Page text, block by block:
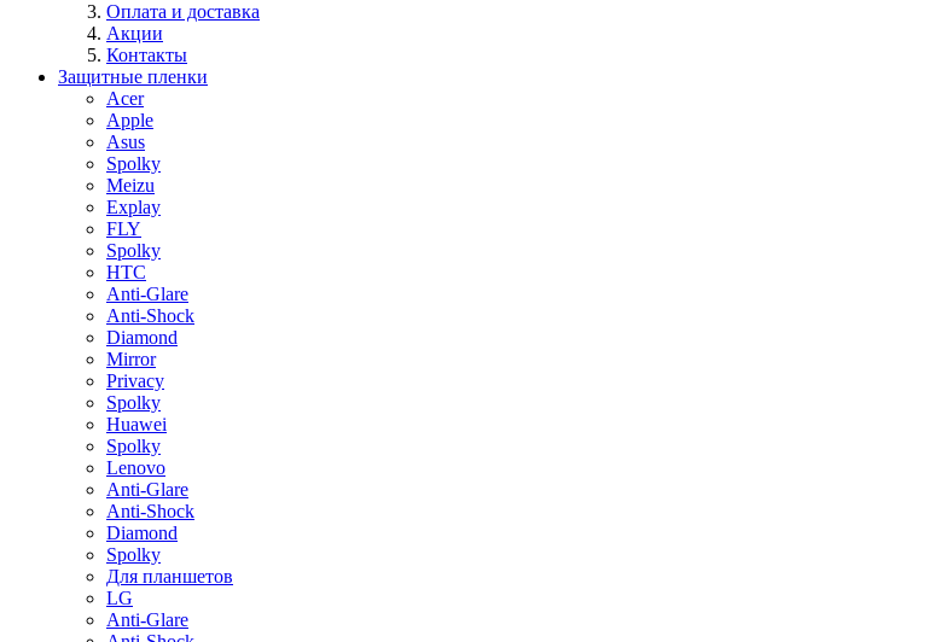
Оплата и доставка
Акции
Контакты
Защитные пленки
Acer
Apple
Asus
Spolky
Meizu
Explay
FLY
Spolky
HTC
Anti-Glare
Anti-Shock
Diamond
Mirror
Privacy
Spolky
Huawei
Spolky
Lenovo
Anti-Glare
Anti-Shock
Diamond
Spolky
Для планшетов
LG
Anti-Glare